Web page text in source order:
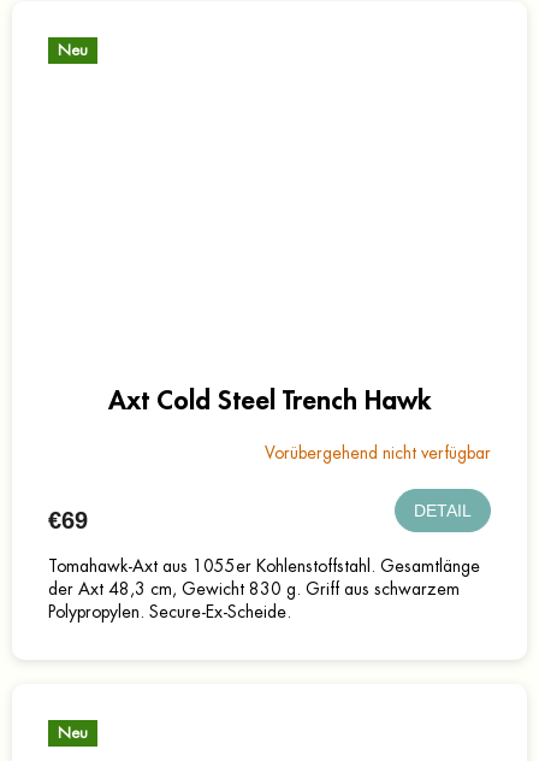
Neu
Axt Cold Steel Trench Hawk
Vorübergehend nicht verfügbar
€69 DETAIL
Tomahawk-Axt aus 1055er Kohlenstoffstahl. Gesamtlänge
der Axt 48,3 cm, Gewicht 830 g. Griff aus schwarzem
Polypropylen. Secure-Ex-Scheide.
Neu